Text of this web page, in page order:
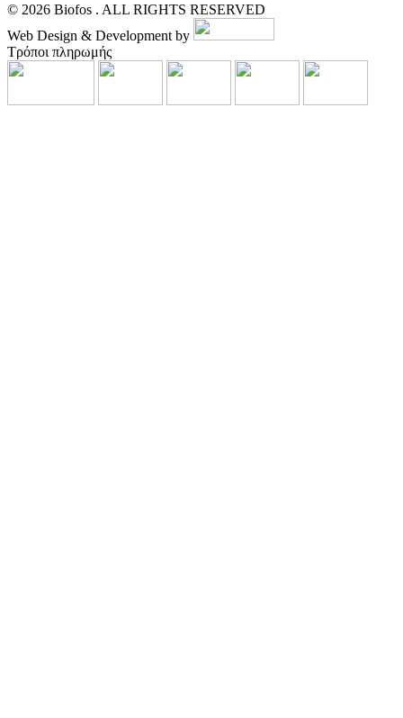
© 2026 Biofos . ALL RIGHTS RESERVED
Web Design & Development by
Τρόποι πληρωμής